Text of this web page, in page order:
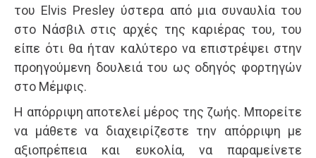
του Elvis Presley ύστερα από μια συναυλία του
στο Νάσβιλ στις αρχές της καριέρας του, του
είπε ότι θα ήταν καλύτερο να επιστρέψει στην
προηγούμενη δουλειά του ως οδηγός φορτηγών
στο Μέμφις.
Η απόρριψη αποτελεί μέρος της ζωής. Μπορείτε
να μάθετε να διαχειρίζεστε την απόρριψη με
αξιοπρέπεια και ευκολία, να παραμείνετε